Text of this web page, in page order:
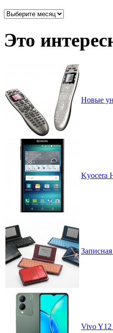
Архив
месяцам
Это
Новые
Kyocera
Vivo Y12